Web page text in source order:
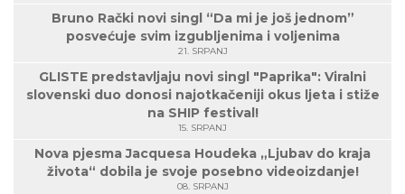
Bruno Rački novi singl “Da mi je još jednom”
posvećuje svim izgubljenima i voljenima
21. SRPANJ
GLISTE predstavljaju novi singl "Paprika": Viralni
slovenski duo donosi najotkačeniji okus ljeta i stiže
na SHIP festival!
15. SRPANJ
Nova pjesma Jacquesa Houdeka „Ljubav do kraja
života“ dobila je svoje posebno videoizdanje!
08. SRPANJ